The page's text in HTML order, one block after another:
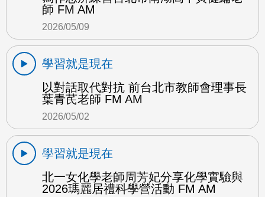
師 FM AM
2026/05/09
學習就是現在
以對話取代對抗 前台北市教師會理事長
葉青芪老師 FM AM
2026/05/02
學習就是現在
北一女化學老師周芳妃分享化學實驗與
2026瑪麗居禮科學營活動 FM AM